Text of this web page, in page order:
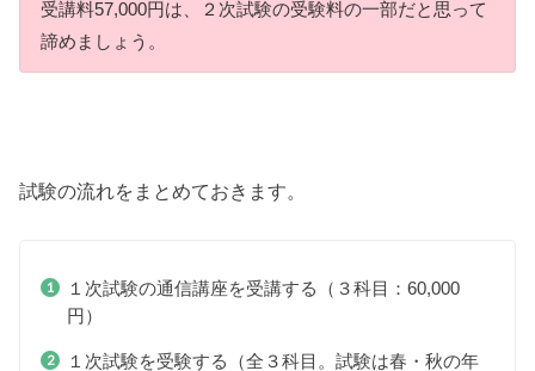
受講料57,000円は、２次試験の受験料の一部だと思って
諦めましょう。
試験の流れをまとめておきます。
１次試験の通信講座を受講する（３科目：60,000
円）
１次試験を受験する（全３科目。試験は春・秋の年